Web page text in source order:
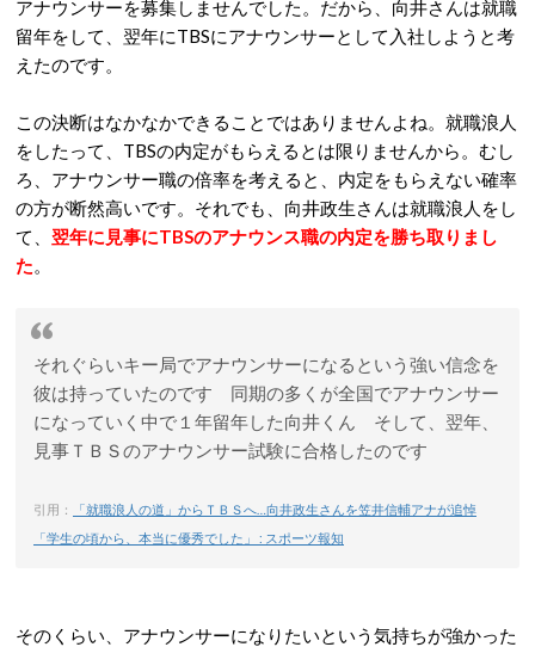
アナウンサーを募集しませんでした。だから、向井さんは就職
留年をして、翌年にTBSにアナウンサーとして入社しようと考
えたのです。
この決断はなかなかできることではありませんよね。就職浪人
をしたって、TBSの内定がもらえるとは限りませんから。むし
ろ、アナウンサー職の倍率を考えると、内定をもらえない確率
の方が断然高いです。それでも、向井政生さんは就職浪人をし
て、 翌年に見事にTBSのアナウンス職の内定を勝ち取りまし
た。
それぐらいキー局でアナウンサーになるという強い信念を
彼は持っていたのです 同期の多くが全国でアナウンサー
になっていく中で１年留年した向井くん そして、翌年、
見事ＴＢＳのアナウンサー試験に合格したのです
引用：
「就職浪人の道」からＴＢＳへ…向井政生さんを笠井信輔アナが追悼
「学生の頃から、本当に優秀でした」 : スポーツ報知
そのくらい、アナウンサーになりたいという気持ちが強かった